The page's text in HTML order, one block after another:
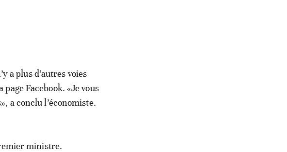
a plus d’autres voies
Facebook. «Je vous
a conclu l’économiste.
ministre.